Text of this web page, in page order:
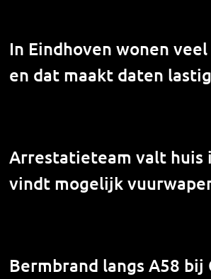
In Eindhoven wonen
en dat maakt daten lastig
Arrestatieteam valt huis
vindt mogelijk
Bermbrand langs A58 bij